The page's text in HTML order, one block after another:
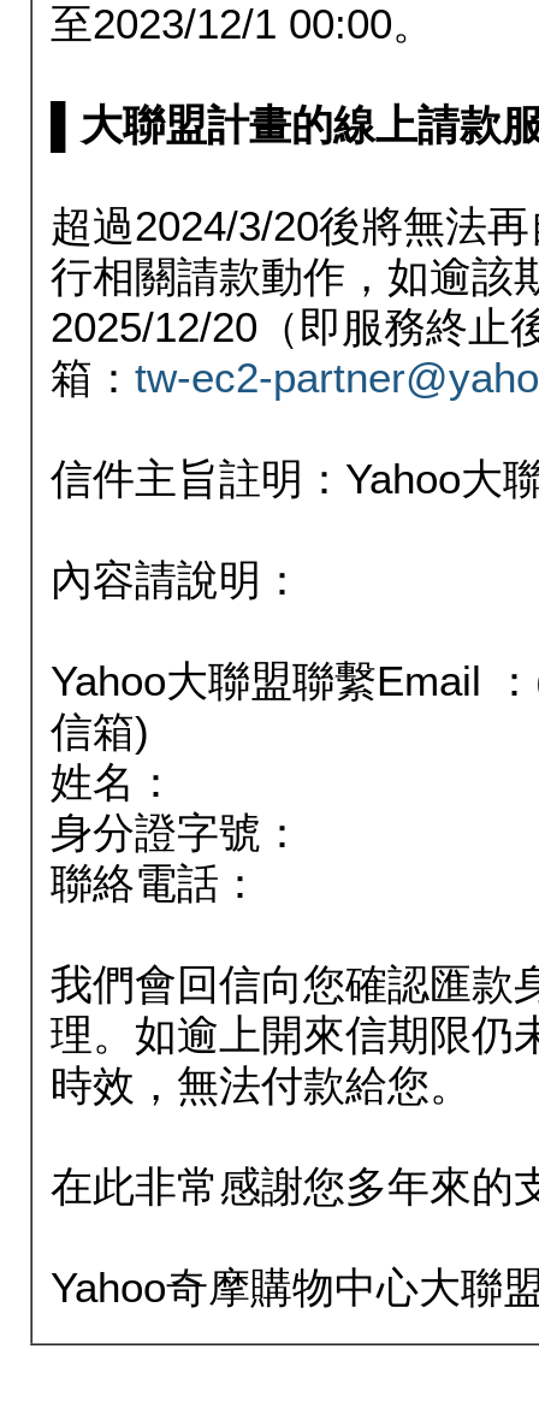
至2023/12/1 00:00。
▌大聯盟計畫的線上請款
超過2024/3/20後將無法
行相關請款動作，如逾該
2025/12/20（即服務終止
箱： tw-ec2-
信件主旨註明：Yahoo大
內容請說明：
Yahoo大聯盟聯繫Email
信箱)
姓名：
身分證字號：
聯絡電話：
我們會回信向您確認匯款
理。如逾上開來信期限仍
時效，無法付款給您。
在此非常感謝您多年來的
Yahoo奇摩購物中心大